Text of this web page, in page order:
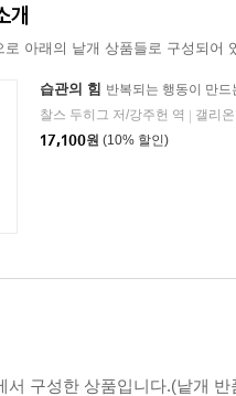
개
로 아래의 낱개 상품들로 구성되어
습관의 힘 반복되는 행동이 만
찰스 두히그 저/강주헌 역
갤리온
17,100원 (10% 할인)
서 구성한 상품입니다.(낱개 반